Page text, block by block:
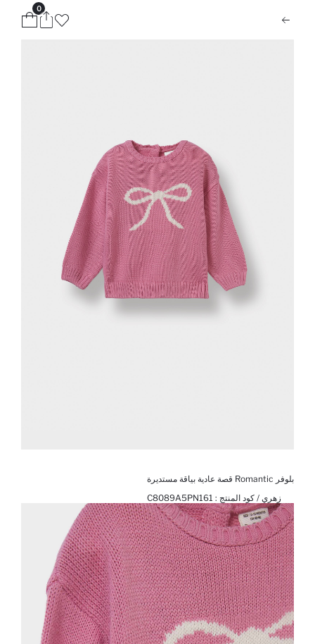
0
بلوفر Romantic قصة عادية بياقة مستديرة
زهري / كود المنتج : C8089A5PN161